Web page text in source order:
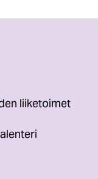
liiketoimet